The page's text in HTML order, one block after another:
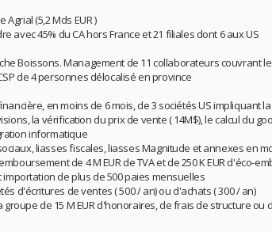
Agrial (5,2 Mds EUR )
avec 45% du CA hors France et 21 filiales dont 6 aux US
Boissons. Management de 11 collaborateurs couvrant
de 4 personnes délocalisé en province
en moins de 6 mois, de 3 sociétés US impliquant
la vérification du prix de vente ( 14M$), le calcul du
informatique
liasses fiscales, liasses Magnitude et annexes en
de 4 M EUR de TVA et de 250 K EUR d'éco-
de plus de 500 paies mensuelles
d'écritures de ventes ( 500 / an) ou d'achats ( 300 / an)
de 15 M EUR d'honoraires, de frais de structure ou